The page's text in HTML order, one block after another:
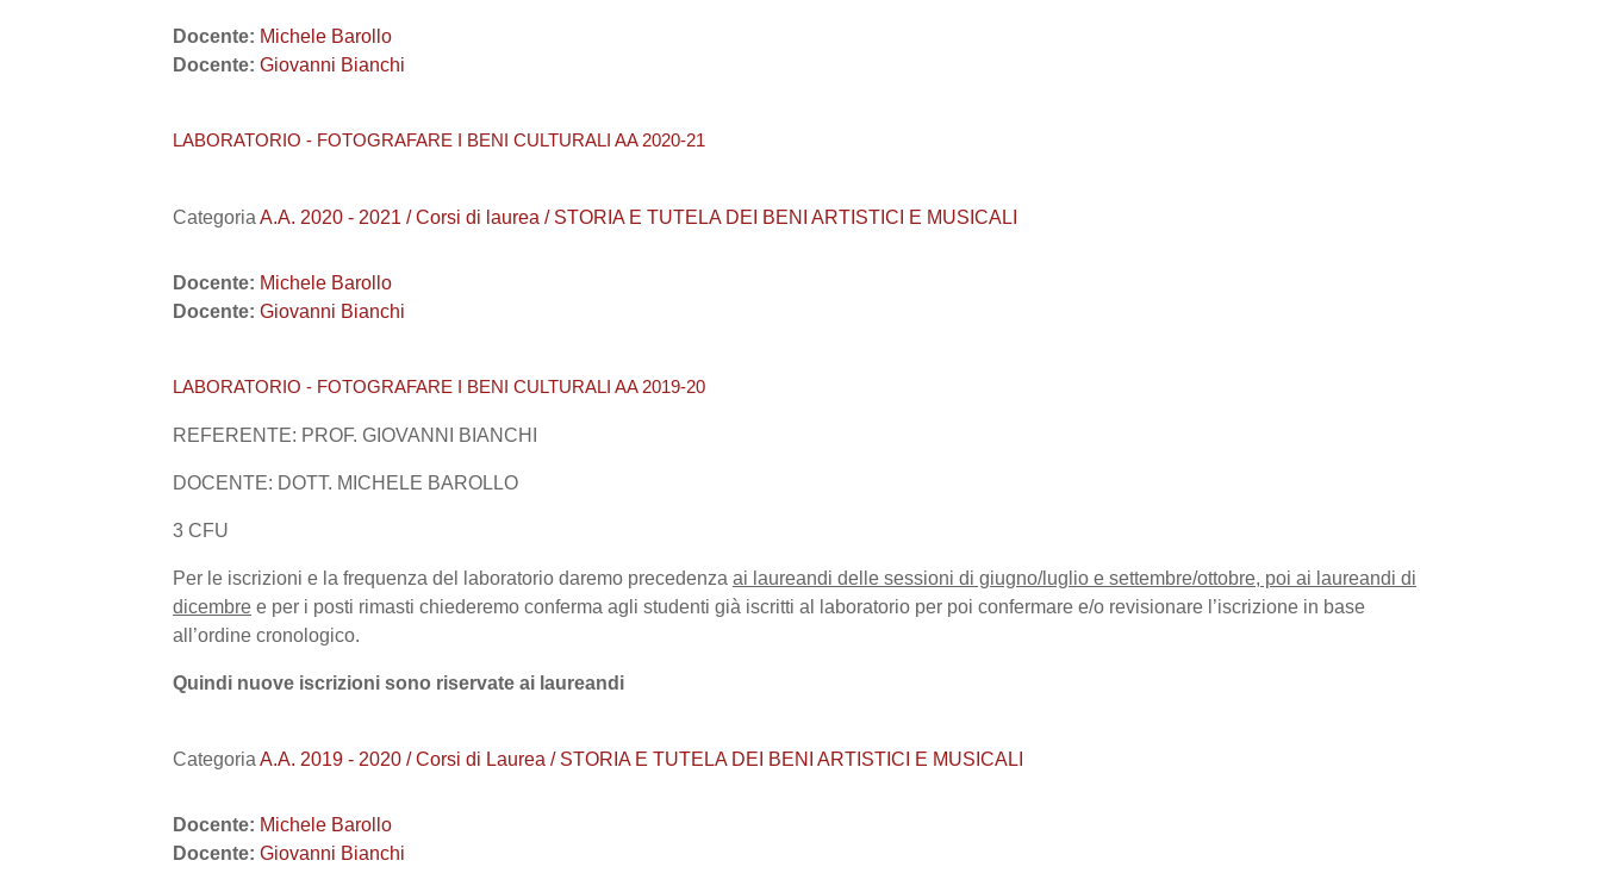
Docente: Michele Barollo
Docente: Giovanni Bianchi
LABORATORIO - FOTOGRAFARE I BENI CULTURALI AA 2020-21
Categoria A.A. 2020 - 2021 / Corsi di laurea / STORIA E TUTELA DEI BENI ARTISTICI E MUSICALI
Docente: Michele Barollo
Docente: Giovanni Bianchi
LABORATORIO - FOTOGRAFARE I BENI CULTURALI AA 2019-20
REFERENTE: PROF. GIOVANNI BIANCHI
DOCENTE: DOTT. MICHELE BAROLLO
3 CFU
Per le iscrizioni e la frequenza del laboratorio daremo precedenza ai laureandi delle sessioni di giugno/luglio e settembre/ottobre, poi ai laureandi di
dicembre e per i posti rimasti chiederemo conferma agli studenti già iscritti al laboratorio per poi confermare e/o revisionare l’iscrizione in base
all’ordine cronologico.
Quindi nuove iscrizioni sono riservate ai laureandi
Categoria A.A. 2019 - 2020 / Corsi di Laurea / STORIA E TUTELA DEI BENI ARTISTICI E MUSICALI
Docente: Michele Barollo
Docente: Giovanni Bianchi